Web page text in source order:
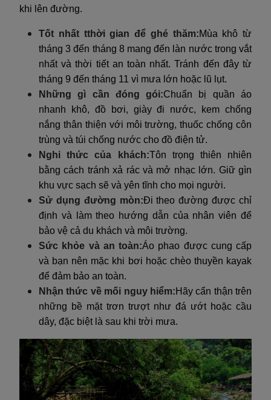
khi lên đường.
Tốt nhất tthời gian để ghé thăm:Mùa khô từ
tháng 3 đến tháng 8 mang đến làn nước trong vắt
nhất và thời tiết an toàn nhất. Tránh đến đây từ
tháng 9 đến tháng 11 vì mưa lớn hoặc lũ lụt.
Những gì cần đóng gói:Chuẩn bị quần áo
nhanh khô, đồ bơi, giày đi nước, kem chống
nắng thân thiện với môi trường, thuốc chống côn
trùng và túi chống nước cho đồ điện tử.
Nghi thức của khách:Tôn trọng thiên nhiên
bằng cách tránh xả rác và mở nhạc lớn. Giữ gìn
khu vực sạch sẽ và yên tĩnh cho mọi người.
Sử dụng đường mòn:Đi theo đường được chỉ
định và làm theo hướng dẫn của nhân viên để
bảo vệ cả du khách và môi trường.
Sức khỏe và an toàn:Áo phao được cung cấp
và bạn nên mặc khi bơi hoặc chèo thuyền kayak
để đảm bảo an toàn.
Nhận thức về mối nguy hiểm: Hãy cẩn thận trên
những bề mặt trơn trượt như đá ướt hoặc cầu
dây, đặc biệt là sau khi trời mưa.